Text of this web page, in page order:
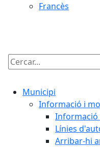
Francès
Cercar:
Municipi
Informació i
Informació
Línies
Arribar-hi